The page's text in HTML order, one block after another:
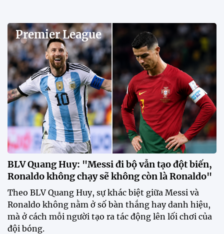
Premier League
BLV Quang Huy: "Messi đi bộ vẫn tạo đột biến,
Ronaldo không chạy sẽ không còn là Ronaldo"
Theo BLV Quang Huy, sự khác biệt giữa Messi và
Ronaldo không nằm ở số bàn thắng hay danh hiệu,
mà ở cách mỗi người tạo ra tác động lên lối chơi của
đội bóng.